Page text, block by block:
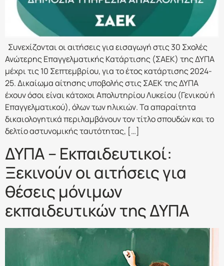
Συνεχίζονται οι αιτήσεις για εισαγωγή στις 30 Σχολές
Ανώτερης Επαγγελματικής Κατάρτισης (ΣΑΕΚ) της ΔΥΠΑ
μέχρι τις 10 Σεπτεμβρίου, για το έτος κατάρτισης 2024-
25. Δικαίωμα αίτησης υποβολής στις ΣΑΕΚ της ΔΥΠΑ
έχουν όσοι είναι κάτοχοι Απολυτηρίου Λυκείου (Γενικού ή
Επαγγελματικού), όλων των ηλικιών. Τα απαραίτητα
δικαιολογητικά περιλαμβάνουν τον τίτλο σπουδών και το
δελτίο αστυνομικής ταυτότητας, […]
ΔΥΠΑ – Εκπαιδευτικοί:
Ξεκινούν οι αιτήσεις για
θέσεις μόνιμων
εκπαιδευτικών της ΔΥΠΑ